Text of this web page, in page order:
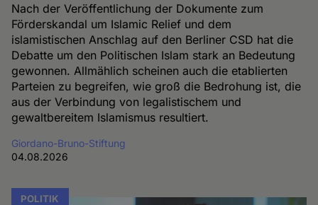
Nach der Veröffentlichung der Dokumente zum
Förderskandal um Islamic Relief und dem
islamistischen Anschlag auf den Berliner CSD hat die
Debatte um den Politischen Islam stark an Bedeutung
gewonnen. Allmählich scheinen auch die etablierten
Parteien zu begreifen, wie groß die Bedrohung ist, die
aus der Verbindung von legalistischem und
gewaltbereitem Islamismus resultiert.
Giordano-Bruno-Stiftung
04.08.2026
POLITIK